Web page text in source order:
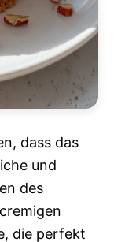
dass das
und
des
die perfekt